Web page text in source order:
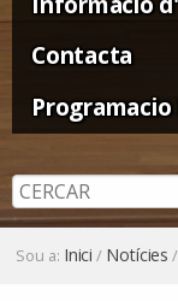
Contacta
Sou a: Inici / Notícies /